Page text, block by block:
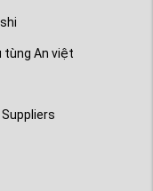
tùng An việt